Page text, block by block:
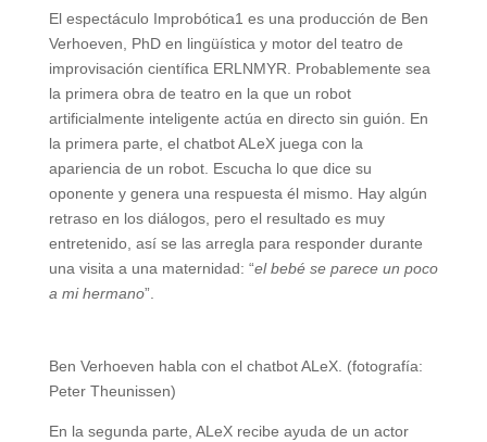
El espectáculo Improbótica1 es una producción de Ben
Verhoeven, PhD en lingüística y motor del teatro de
improvisación científica ERLNMYR. Probablemente sea
la primera obra de teatro en la que un robot
artificialmente inteligente actúa en directo sin guión. En
la primera parte, el chatbot ALeX juega con la
apariencia de un robot. Escucha lo que dice su
oponente y genera una respuesta él mismo. Hay algún
retraso en los diálogos, pero el resultado es muy
entretenido, así se las arregla para responder durante
una visita a una maternidad: “el bebé se parece un poco
a mi hermano”.
Ben Verhoeven habla con el chatbot ALeX. (fotografía:
Peter Theunissen)
En la segunda parte, ALeX recibe ayuda de un actor